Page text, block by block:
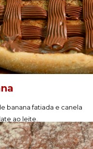
banana fatiada e canela
ao leite.